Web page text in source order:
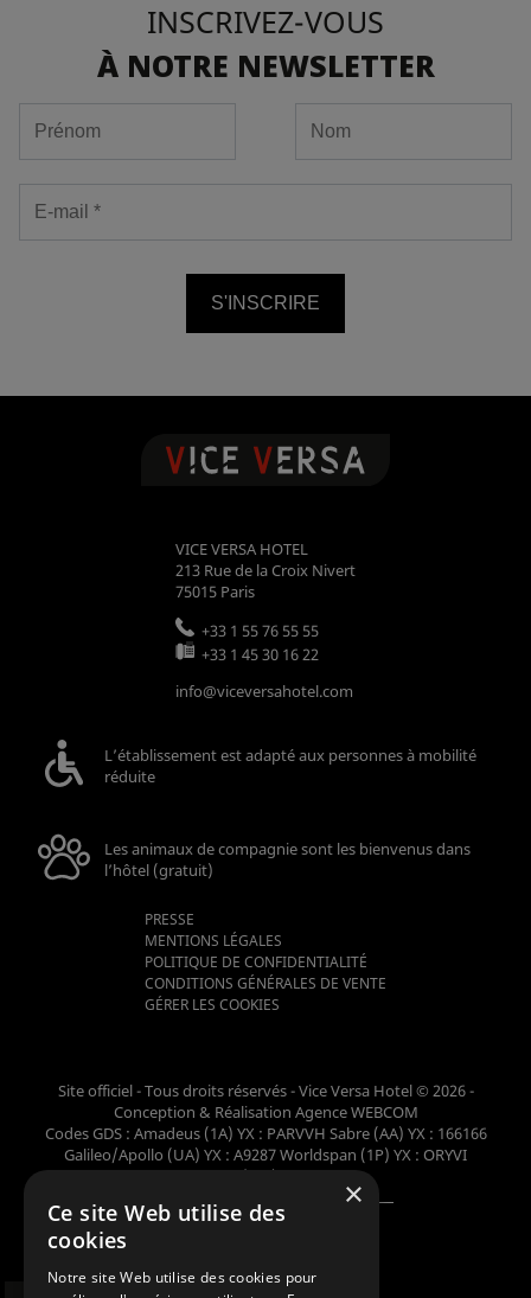
INSCRIVEZ-VOUS
À NOTRE NEWSLETTER
S'INSCRIRE
VICE VERSA HOTEL
213 Rue de la Croix Nivert
75015 Paris
+33 1 55 76 55 55
+33 1 45 30 16 22
info@viceversahotel.com
L’établissement est adapté aux personnes à mobilité
réduite
Les animaux de compagnie sont les bienvenus dans
l’hôtel (gratuit)
PRESSE
MENTIONS LÉGALES
POLITIQUE DE CONFIDENTIALITÉ
CONDITIONS GÉNÉRALES DE VENTE
GÉRER LES COOKIES
Site officiel - Tous droits réservés - Vice Versa Hotel © 2026 -
Conception & Réalisation Agence WEBCOM
Codes GDS : Amadeus (1A) YX : PARVVH Sabre (AA) YX : 166166
Galileo/Apollo (UA) YX : A9287 Worldspan (1P) YX : ORYVI
Pegasus (WB) YX : 62698×
Ce site Web utilise des
cookies
Notre site Web utilise des cookies pour